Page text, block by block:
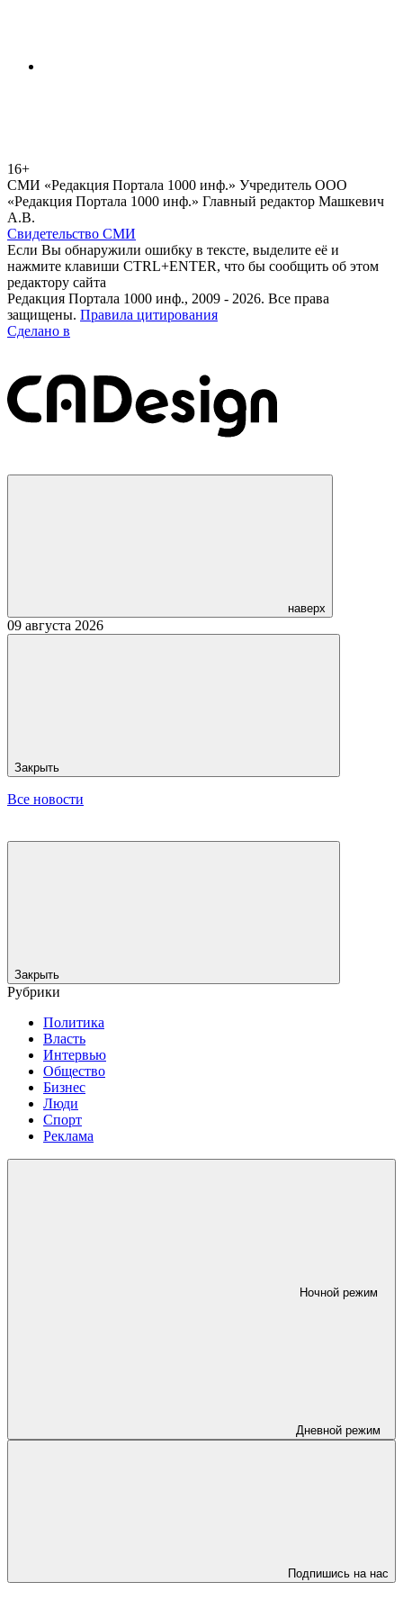
16+
СМИ «Редакция Портала 1000 инф.» Учредитель ООО
«Редакция Портала 1000 инф.» Главный редактор Машкевич
А.В.
Свидетельство СМИ
Если Вы обнаружили ошибку в тексте, выделите её и
нажмите клавиши CTRL+ENTER, что бы сообщить об этом
редактору сайта
Редакция Портала 1000 инф., 2009 - 2026. Все права
защищены. Правила цитирования
Сделано в
наверх
09 августа 2026
Закрыть
Все новости
Закрыть
Рубрики
Политика
Власть
Интервью
Общество
Бизнес
Люди
Спорт
Реклама
Ночной режим
Дневной режим
Подпишись на нас